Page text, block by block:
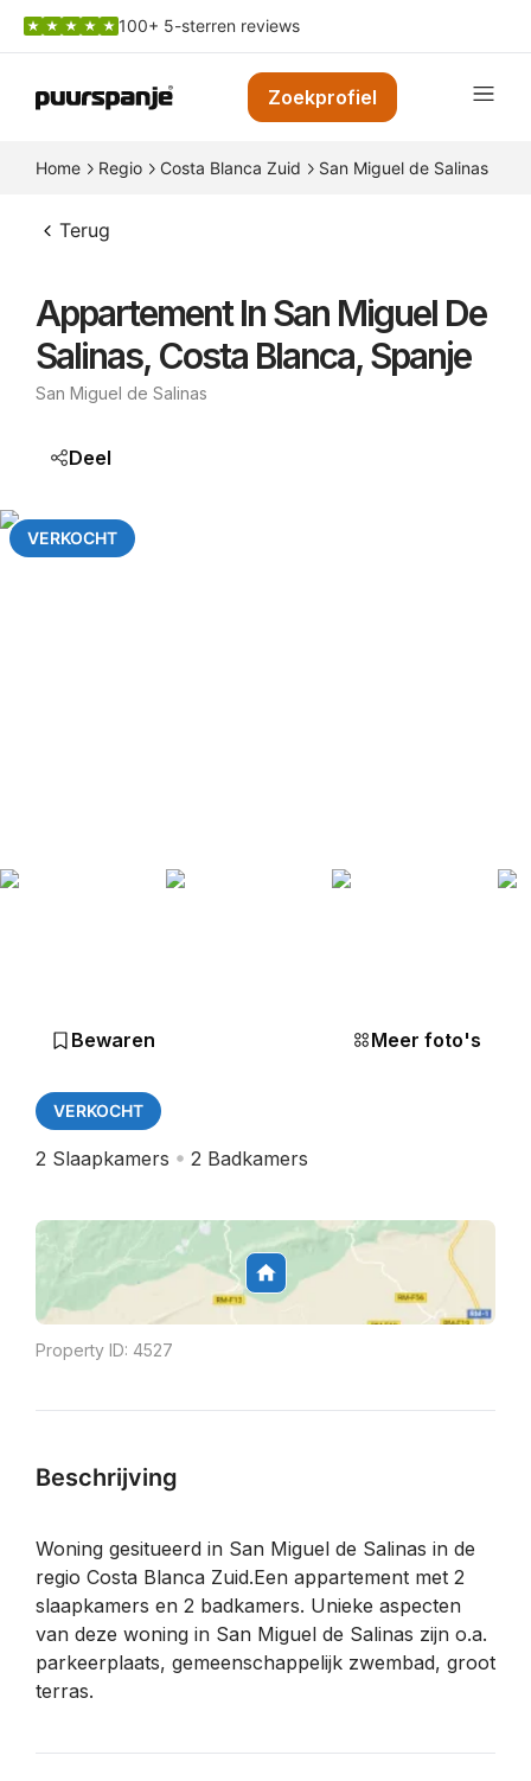
100+ 5-sterren reviews
Zoekprofiel
Home Regio Costa Blanca Zuid San Miguel de Salinas
Terug
Appartement In San Miguel De
Salinas, Costa Blanca, Spanje
San Miguel de Salinas
Deel
VERKOCHT
Bewaren Meer foto's
VERKOCHT
2 Slaapkamers 2 Badkamers
Property ID: 4527
Beschrijving
Woning gesitueerd in San Miguel de Salinas in de
regio Costa Blanca Zuid.Een appartement met 2
slaapkamers en 2 badkamers. Unieke aspecten
van deze woning in San Miguel de Salinas zijn o.a.
parkeerplaats, gemeenschappelijk zwembad, groot
terras.